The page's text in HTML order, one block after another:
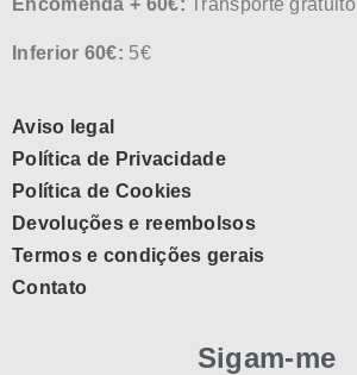
Inferior 60€: 5€
Aviso legal
Política de Privacidade
Política de Cookies
Devoluções e reembolsos
Termos e condições gerais
Contato
Sigam-me